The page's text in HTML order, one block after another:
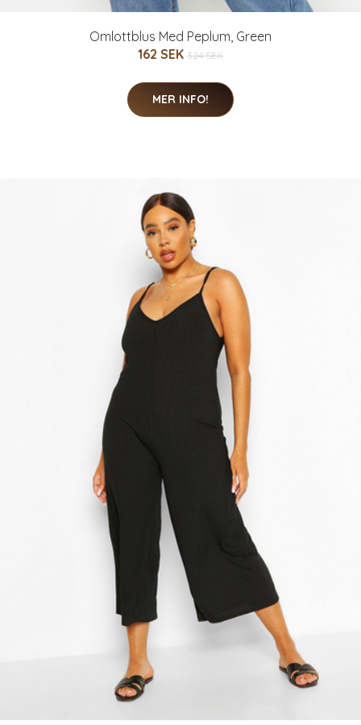
Omlottblus Med Peplum, Green
162 SEK 324 SEK
MER INFO!